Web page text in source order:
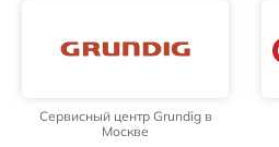
Сервисный центр Grundig в
Москве